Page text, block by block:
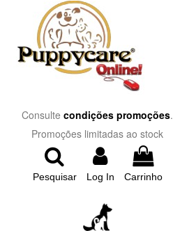
Consulte condições promoções.
Promoções limitadas ao stock
Pesquisar Log In Carrinho